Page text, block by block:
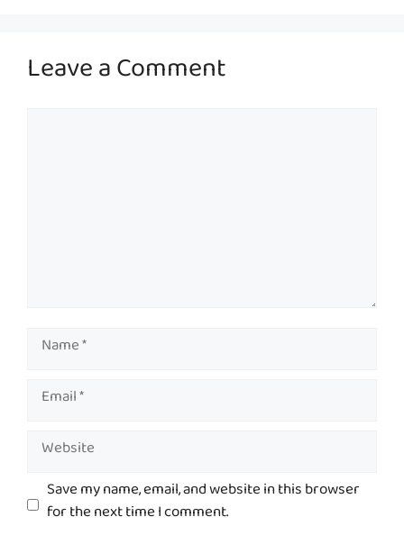
Leave a Comment
Name
Email
Website
Save my name, email, and website in this browser
for the next time I comment.